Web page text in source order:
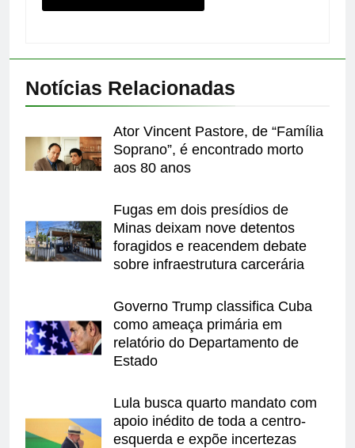
Notícias Relacionadas
Ator Vincent Pastore, de “Família
Soprano”, é encontrado morto
aos 80 anos
Fugas em dois presídios de
Minas deixam nove detentos
foragidos e reacendem debate
sobre infraestrutura carcerária
Governo Trump classifica Cuba
como ameaça primária em
relatório do Departamento de
Estado
Lula busca quarto mandato com
apoio inédito de toda a centro-
esquerda e expõe incertezas